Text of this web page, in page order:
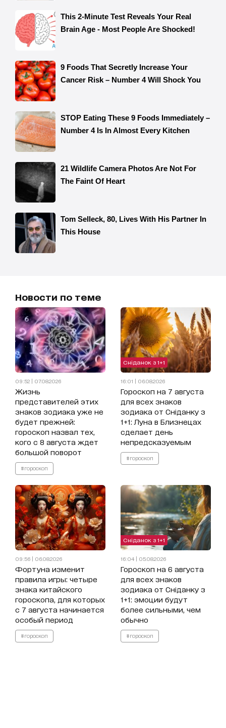
Новости по теме
09:52 | 07.08.2026
Жизнь
представителей этих
знаков зодиака уже не
будет прежней:
гороскоп назвал тех,
кого с 8 августа ждет
большой поворот
#гороскоп
Сніданок з 1+1
16:01 | 06.08.2026
Гороскоп на 7 августа
для всех знаков
зодиака от Сніданку з
1+1: Луна в Близнецах
сделает день
непредсказуемым
#гороскоп
09:56 | 06.08.2026
Фортуна изменит
правила игры: четыре
знака китайского
гороскопа, для которых
с 7 августа начинается
особый период
#гороскоп
Сніданок з 1+1
16:04 | 05.08.2026
Гороскоп на 6 августа
для всех знаков
зодиака от Сніданку з
1+1: эмоции будут
более сильными, чем
обычно
#гороскоп